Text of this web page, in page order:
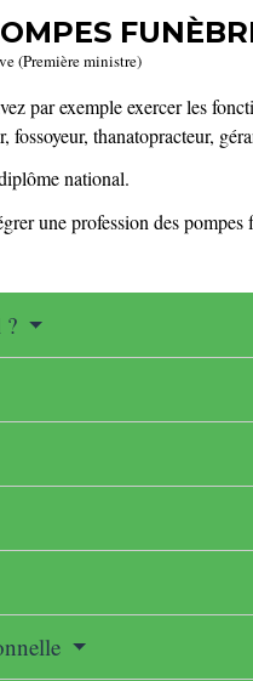
(Première ministre)
par exemple exercer les
thanatopracteur,
national.
une profession des pompes
?